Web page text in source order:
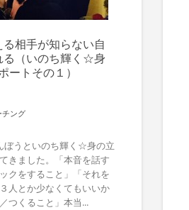
相手が知らない自
る（いのち輝く☆身
ートその１）
チング
ぼうといのち輝く☆身の立
きました。「本音を話す
クをすること」「それを
人とか少なくてもいいか
つくること」本当...